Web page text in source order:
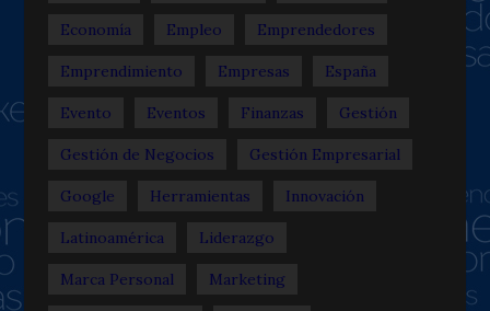
Economía Empleo Emprendedores
Emprendimiento Empresas España
Evento Eventos Finanzas Gestión
Gestión de Negocios Gestión Empresarial
Google Herramientas Innovación
Latinoamérica Liderazgo
Marca Personal Marketing